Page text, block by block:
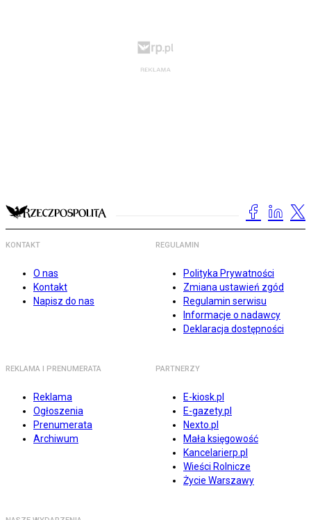
KONTAKT
O nas
Kontakt
Napisz do nas
REGULAMIN
Polityka Prywatności
Zmiana ustawień zgód
Regulamin serwisu
Informacje o nadawcy
Deklaracja dostępności
REKLAMA I PRENUMERATA
Reklama
Ogłoszenia
Prenumerata
Archiwum
PARTNERZY
E-kiosk.pl
E-gazety.pl
Nexto.pl
Mała księgowość
Kancelarierp.pl
Wieści Rolnicze
Życie Warszawy